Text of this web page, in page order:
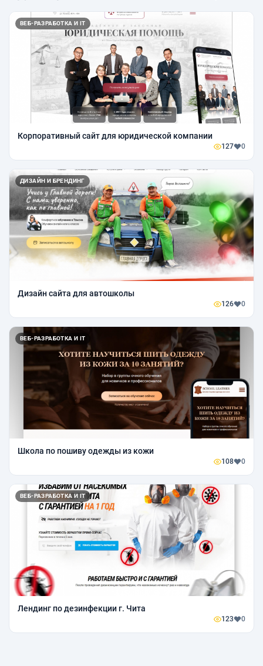
ВЕБ-РАЗРАБОТКА И IT
Корпоративный сайт для юридической компании
127 0
ДИЗАЙН И БРЕНДИНГ
Дизайн сайта для автошколы
126 0
ВЕБ-РАЗРАБОТКА И IT
Школа по пошиву одежды из кожи
108 0
ВЕБ-РАЗРАБОТКА И IT
Лендинг по дезинфекции г. Чита
123 0